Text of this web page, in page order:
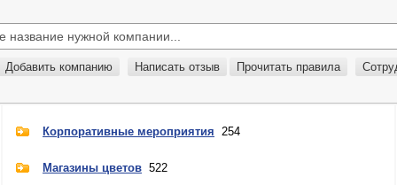
Добавить компанию Написать отзыв Прочитать правила
Корпоративные мероприятия 254
Магазины цветов 522